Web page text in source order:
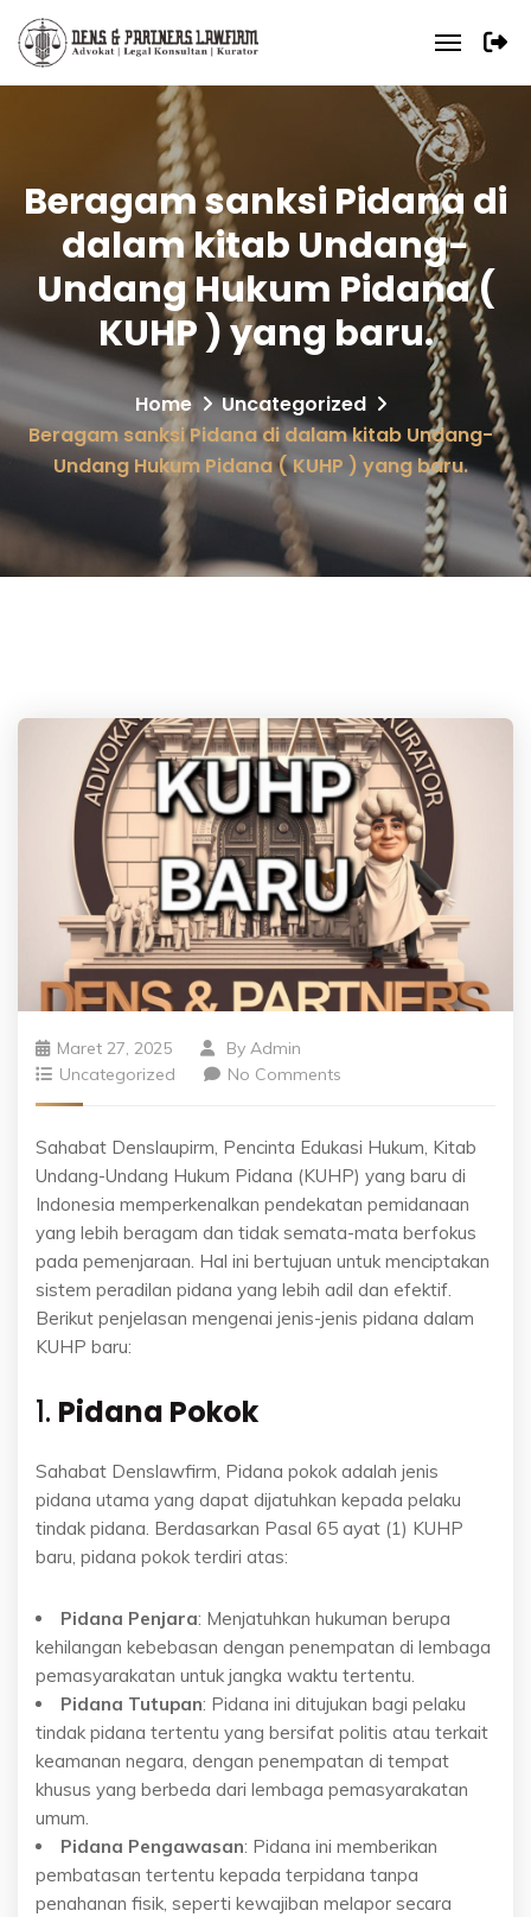
Beragam sanksi Pidana di
dalam kitab Undang-
Undang Hukum Pidana (
KUHP ) yang baru.
Home
Uncategorized
Beragam sanksi Pidana di dalam kitab Undang-
Undang Hukum Pidana ( KUHP ) yang baru.
Maret 27, 2025 By Admin
Uncategorized
No Comments
Sahabat Denslaupirm, Pencinta Edukasi Hukum, Kitab
Undang-Undang Hukum Pidana (KUHP) yang baru di
Indonesia memperkenalkan pendekatan pemidanaan
yang lebih beragam dan tidak semata-mata berfokus
pada pemenjaraan. Hal ini bertujuan untuk menciptakan
sistem peradilan pidana yang lebih adil dan efektif.
Berikut penjelasan mengenai jenis-jenis pidana dalam
KUHP baru:
1. Pidana Pokok
Sahabat Denslawfirm, Pidana pokok adalah jenis
pidana utama yang dapat dijatuhkan kepada pelaku
tindak pidana. Berdasarkan Pasal 65 ayat (1) KUHP
baru, pidana pokok terdiri atas:
Pidana Penjara: Menjatuhkan hukuman berupa
kehilangan kebebasan dengan penempatan di lembaga
pemasyarakatan untuk jangka waktu tertentu.
Pidana Tutupan: Pidana ini ditujukan bagi pelaku
tindak pidana tertentu yang bersifat politis atau terkait
keamanan negara, dengan penempatan di tempat
khusus yang berbeda dari lembaga pemasyarakatan
umum.
Pidana Pengawasan: Pidana ini memberikan
pembatasan tertentu kepada terpidana tanpa
penahanan fisik, seperti kewajiban melapor secara